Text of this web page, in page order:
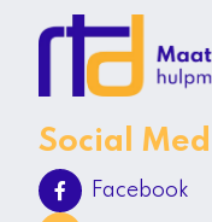
Social
Facebook